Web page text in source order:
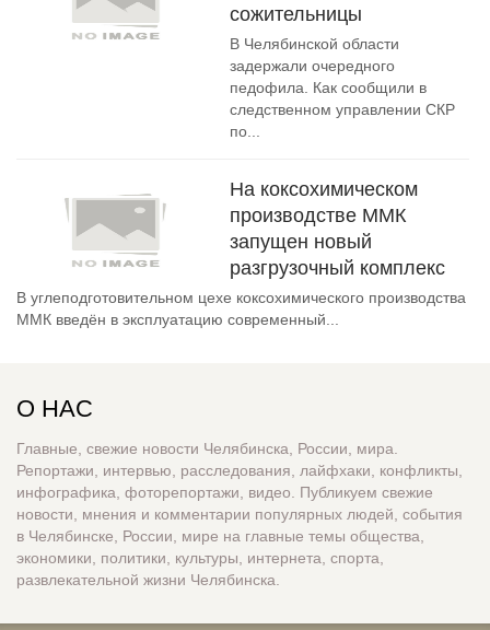
сожительницы
В Челябинской области
задержали очередного
педофила. Как сообщили в
следственном управлении СКР
по...
На коксохимическом
производстве ММК
запущен новый
разгрузочный комплекс
В углеподготовительном цехе коксохимического производства
ММК введён в эксплуатацию современный...
О НАС
Главные, свежие новости Челябинска, России, мира.
Репортажи, интервью, расследования, лайфхаки, конфликты,
инфографика, фоторепортажи, видео. Публикуем свежие
новости, мнения и комментарии популярных людей, события
в Челябинске, России, мире на главные темы общества,
экономики, политики, культуры, интернета, спорта,
развлекательной жизни Челябинска.